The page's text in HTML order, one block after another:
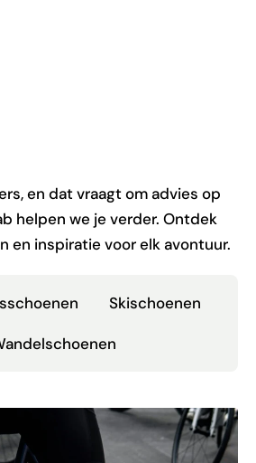
en dat vraagt om advies op
helpen we je verder. Ontdek
en inspiratie voor elk avontuur.
Skischoenen